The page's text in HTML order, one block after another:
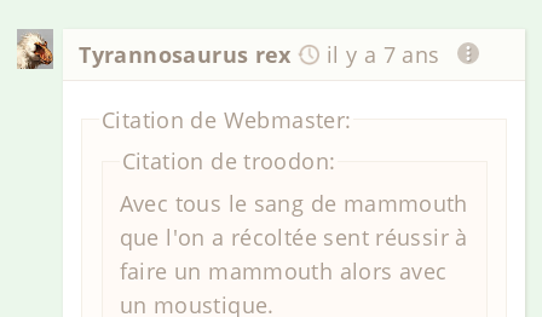
Tyrannosaurus rex il y a 7 ans
Citation de Webmaster:
Citation de troodon:
Avec tous le sang de mammouth
que l'on a récoltée sent réussir à
faire un mammouth alors avec
un moustique.